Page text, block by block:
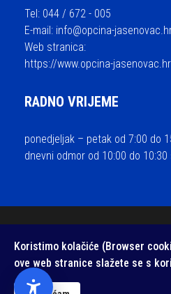
Tel: 044 / 672 - 005
E-mail: info@opcina-
Web stranica:
https://www.opcina-jasenovac.hr
RADNO VRIJEME
ponedjeljak – petak od 7:00 do
dnevni odmor od 10:00 do
Izjava o pristupačnosti web
Koristimo kolačiće (Browser
ove web stranice slažete se s